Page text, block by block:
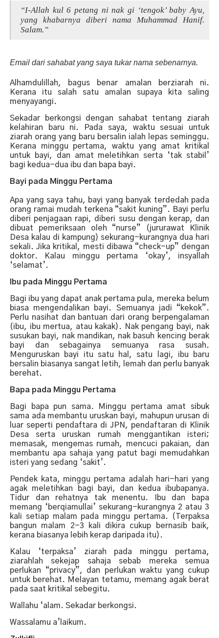
“I-Allah kul 6 petang ni nak gi ‘tengok’ baby Ayu,
yang khabarnya diberi nama Muhammad Hanif.
Salam.”
Email dari sahabat yang saya tukar nama sebenarnya.
Alhamdulillah, bagus benar amalan berziarah ni.
Kerana itu salah satu amalan supaya kita saling
menyayangi.
Sekadar berkongsi dengan sahabat tentang ziarah
kelahiran baru ni. Pada saya, waktu sesuai untuk
ziarah orang yang baru bersalin ialah lepas seminggu.
Kerana minggu pertama, waktu yang amat kritikal
untuk bayi, dan amat meletihkan serta ‘tak stabil’
bagi kedua-dua ibu dan bapa bayi.
Bayi pada Minggu Pertama
Apa yang saya tahu, bayi yang banyak terdedah pada
orang ramai mudah terkena “sakit kuning”. Bayi perlu
diberi penjagaan rapi, diberi susu dengan kerap, dan
dibuat pemeriksaan oleh “nurse” (jururawat Klinik
Desa kalau di kampung) sekurang-kurangnya dua hari
sekali. Jika kritikal, mesti dibawa “check-up” dengan
doktor. Kalau minggu pertama ‘okay’, insyallah
‘selamat’.
Ibu pada Minggu Pertama
Bagi ibu yang dapat anak pertama pula, mereka belum
biasa mengendalikan bayi. Semuanya jadi “kekok”.
Perlu nasihat dan bantuan dari orang berpengalaman
(ibu, ibu mertua, atau kakak). Nak pengang bayi, nak
susukan bayi, nak mandikan, nak basuh kencing berak
bayi dan sebagainya semuanya rasa susah.
Menguruskan bayi itu satu hal, satu lagi, ibu baru
bersalin biasanya sangat letih, lemah dan perlu banyak
berehat.
Bapa pada Minggu Pertama
Bagi bapa pun sama. Minggu pertama amat sibuk
sama ada membantu uruskan bayi, mahupun urusan di
luar seperti pendaftara di JPN, pendaftaran di Klinik
Desa serta uruskan rumah menggantikan isteri;
memasak, mengemas rumah, mencuci pakaian, dan
membantu apa sahaja yang patut bagi memudahkan
isteri yang sedang ‘sakit’.
Pendek kata, minggu pertama adalah hari-hari yang
agak meletihkan bagi bayi, dan kedua ibubapanya.
Tidur dan rehatnya tak menentu. Ibu dan bapa
memang ‘berqiamullai’ sekurang-kurangnya 2 atau 3
kali setiap malam pada minggu pertama. (Terpaksa
bangun malam 2-3 kali dikira cukup bernasib baik,
kerana biasanya lebih kerap daripada itu).
Kalau ‘terpaksa’ ziarah pada minggu pertama,
ziarahlah sekejap sahaja sebab mereka semua
perlukan “privacy”, dan perlukan waktu yang cukup
untuk berehat. Melayan tetamu, memang agak berat
pada saat kritikal sebegitu.
Wallahu ‘alam. Sekadar berkongsi.
Wassalamu a’laikum.